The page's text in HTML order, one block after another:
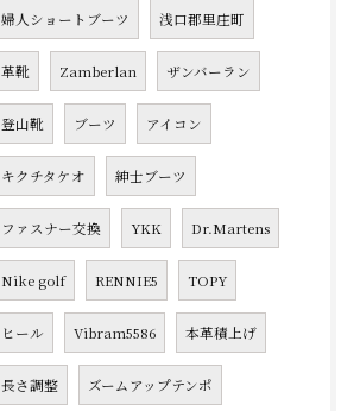
婦人ショートブーツ 浅口郡里庄町
革靴 Zamberlan ザンバーラン
登山靴 ブーツ アイコン
キクチタケオ 紳士ブーツ
ファスナー交換 YKK Dr.Martens
Nike golf RENNIE5 TOPY
ヒール Vibram5586 本革積上げ
長さ調整 ズームアップテンポ